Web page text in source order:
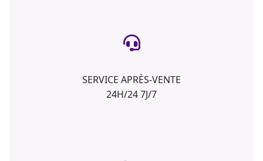
SERVICE APRÈS-VENTE
24H/24 7J/7